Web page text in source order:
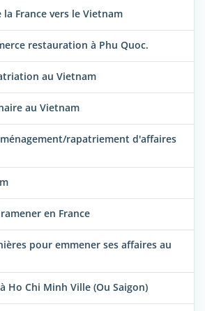
France vers le Vietnam
restauration à Phu Quoc.
au Vietnam
au Vietnam
rapatriement d'affaires
en France
pour emmener ses affaires au
Ho Chi Minh Ville (Ou Saigon)